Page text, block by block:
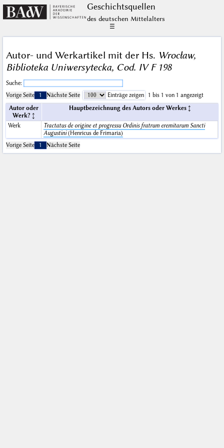
Geschichts­quellen
des deutschen Mittelalters
☰
Autor- und Werkartikel mit der Hs. Wrocław,
Biblioteka Uniwersytecka, Cod. IV F 198
Suche:
Vorige Seite
1 Nächste Seite Einträge zeigen
1 bis 1 von 1 angezeigt
Autor oder
Werk?
Hauptbezeichnung des Autors oder Werkes
Werk
Tractatus de origine et progressu Ordinis fratrum eremitarum Sancti
Augustini(Henricus de Frimaria)
Vorige Seite
1 Nächste Seite